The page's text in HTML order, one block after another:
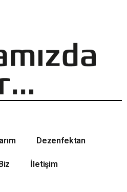
Dezenfektan
İletişim